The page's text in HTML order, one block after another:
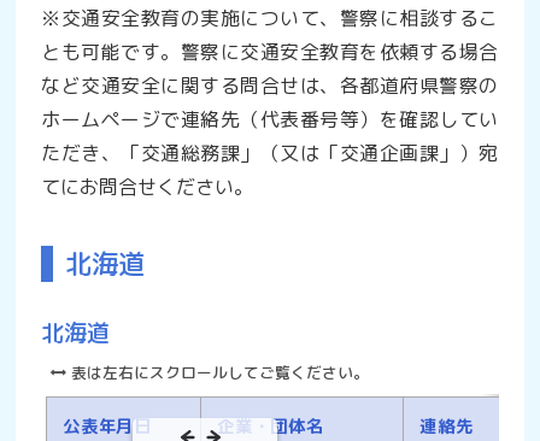
※交通安全教育の実施について、警察に相談するこ
とも可能です。警察に交通安全教育を依頼する場合
など交通安全に関する問合せは、各都道府県警察の
ホームページで連絡先（代表番号等）を確認してい
ただき、「交通総務課」（又は「交通企画課」）宛
てにお問合せください。
北海道
北海道
表は左右にスクロールしてご覧ください。
公表年月日 企業・団体名 連絡先